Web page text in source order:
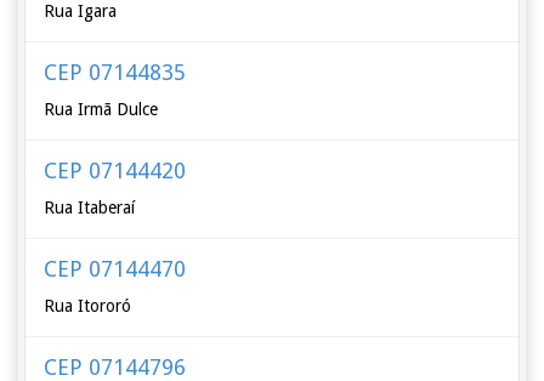
Rua Igara
CEP 07144835
Rua Irmã Dulce
CEP 07144420
Rua Itaberaí
CEP 07144470
Rua Itororó
CEP 07144796